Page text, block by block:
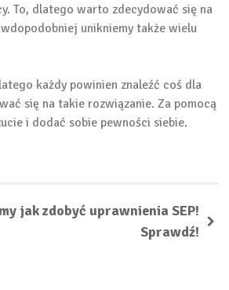
To, dlatego warto zdecydować się na
unikniemy także wielu
każdy powinien znaleźć coś dla
się na takie rozwiązanie. Za pomocą
i dodać sobie pewności siebie.
jak zdobyć uprawnienia SEP!
Sprawdź!